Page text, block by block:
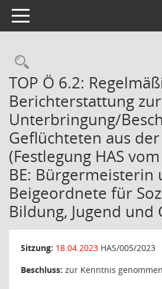
Toggle navigation
Rechercheauswahl
TOP Ö 6.2:
Berichterstattung zur
Unterbringung/
Geflüchteten aus
(Festlegung HAS
BE: Bürgermeisterin
Beigeordnete für
Bildung, Jugend und
Sitzung: 18.04.2023 HAS/005/2023
Beschluss: zur Kenntnis genommen